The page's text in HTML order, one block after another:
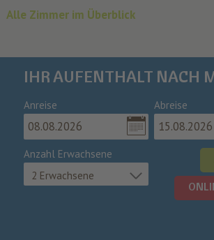
Alle Zimmer im Überblick
IHR AUFENTHALT NACH
Anreise Abreise
Anzahl Erwachsene
2 Erwachsene